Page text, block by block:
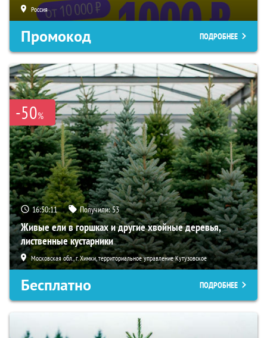
Россия
Промокод ПОДРОБНЕЕ
-50%
16:50:10 Получили:53
Живые ели в горшках и другие хвойные деревья,
лиственные кустарники
Московская обл., г. Химки, территориальное управление Кутузовское
Бесплатно ПОДРОБНЕЕ